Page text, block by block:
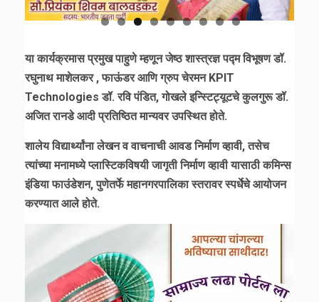
या कार्यक्रमास प्रमुख पाहुणे म्हणून जेष्ठ शास्त्रज्ञ पद्म विभूषण डॉ.
रघुनाथ माशेलकर , फाऊंडर आणि ग्रुप चेरमन KPIT
Technologies डॉ. रवि पंडित, गोखले इन्स्टिट्यूटचे कुलगुरू डॉ.
अजित रानडे आदी प्रतिष्ठित मान्यवर उपस्थित होते.
शालेय विद्यार्थ्यांना लेखन व वाचनाची आवड निर्माण व्हावी, तसेच
त्यांच्या मनामध्ये प्लास्टिकविषयी जागृती निर्माण व्हावी यासाठी कमिन्स
इंडिया फाउंडेशन, पुणेतर्फे महानगरपालिका स्तरावर स्पर्धेचे आयोजन
करण्यात आले होते.